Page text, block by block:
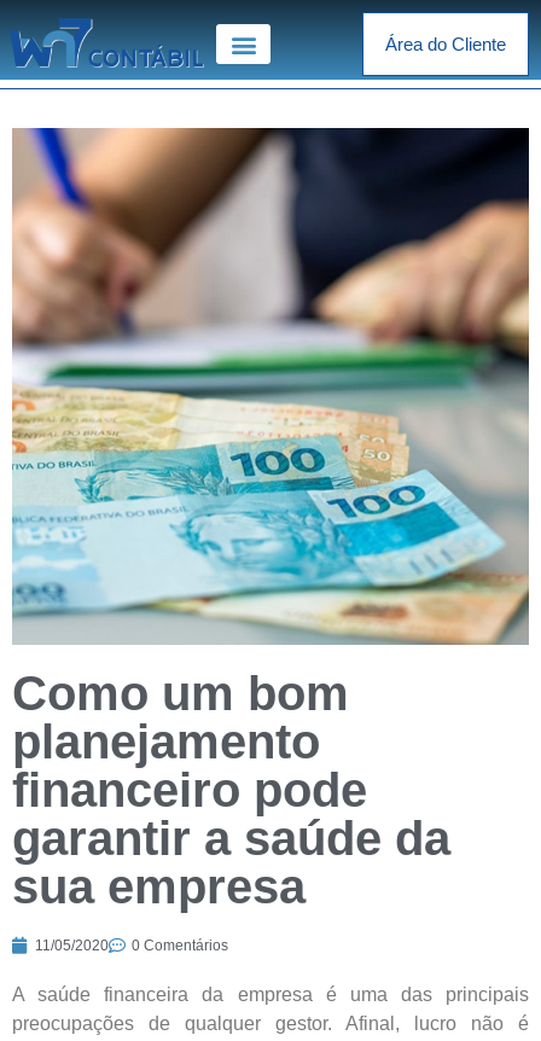
Área do Cliente
Como um bom
planejamento
financeiro pode
garantir a saúde da
sua empresa
11/05/2020 0 Comentários
A saúde financeira da empresa é uma das principais
preocupações de qualquer gestor. Afinal, lucro não é